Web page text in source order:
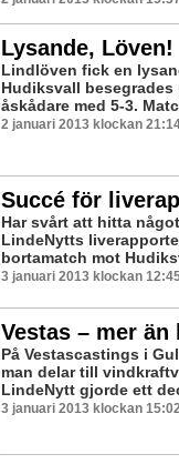
Lysande, Löven!
Lindlöven fick en
Hudiksvall
åskådare med 5-3.
2 januari 2013 klockan
Succé för
Har svårt att hitta
LindeNytts
bortamatch mot
3 januari 2013 klockan
Vestas – mer
På Vestascastings i
man delar till
LindeNytt gjorde ett
3 januari 2013 klockan